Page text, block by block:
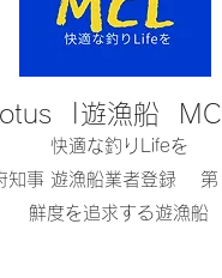
|遊漁船
快適な釣りLifeを
知事 遊漁船業者登録
鮮度を追求する遊漁船